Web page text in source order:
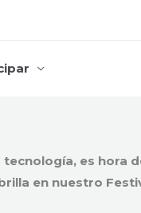
tecnología, es hora
en nuestro